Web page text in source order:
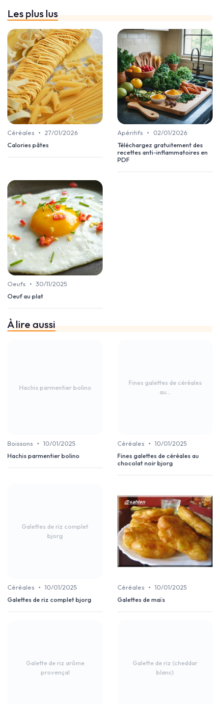
Les plus lus
Céréales • 27/01/2026
Calories pâtes
Apéritifs •
02/01/2026
Téléchargez gratuitement des
recettes anti-inflammatoires en
PDF
Oeufs • 30/11/2025
Oeuf au plat
À lire aussi
Hachis parmentier bolino
Boissons • 10/01/2025
Hachis parmentier bolino
Fines galettes de céréales
au...
Céréales • 10/01/2025
Fines galettes de céréales au
chocolat noir bjorg
Galettes de riz complet
bjorg
Céréales • 10/01/2025
Galettes de riz complet bjorg
Céréales • 10/01/2025
Galettes de maïs
Galette de riz arôme
provençal
Galette de riz (cheddar
blanc)